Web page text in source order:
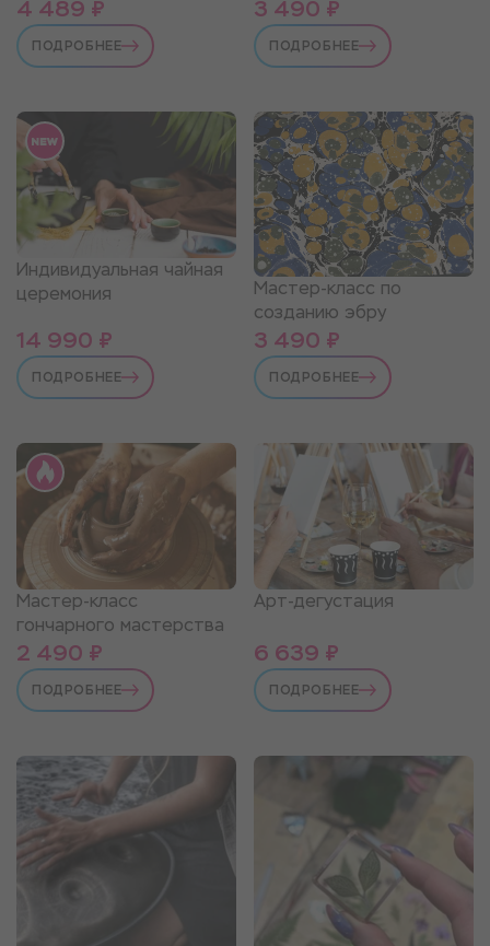
4 489 ₽
ПОДРОБНЕЕ
3 490 ₽
ПОДРОБНЕЕ
Индивидуальная чайная
церемония
14 990 ₽
ПОДРОБНЕЕ
Мастер-класс по
созданию эбру
3 490 ₽
ПОДРОБНЕЕ
Мастер-класс
гончарного мастерства
2 490 ₽
ПОДРОБНЕЕ
Арт-дегустация
6 639 ₽
ПОДРОБНЕЕ